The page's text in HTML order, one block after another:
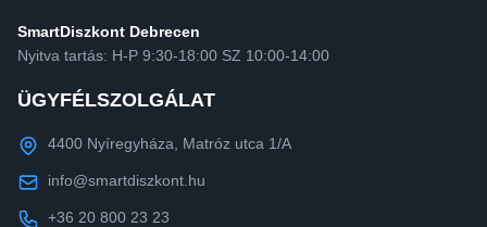
SmartDiszkont Debrecen
Nyitva tartás: H-P 9:30-18:00 SZ 10:00-14:00
ÜGYFÉLSZOLGÁLAT
4400 Nyíregyháza, Matróz utca 1/A
info@smartdiszkont.hu
+36 20 800 23 23